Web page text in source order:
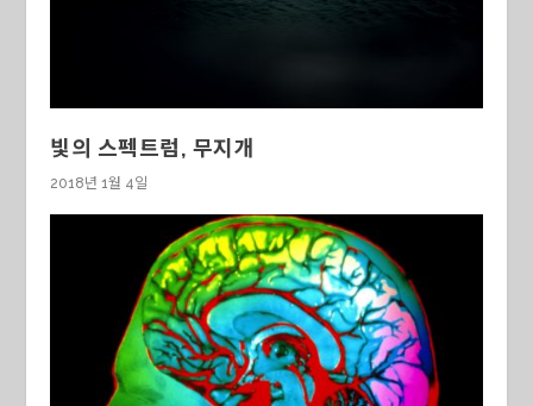
빛의 스펙트럼, 무지개
2018년 1월 4일